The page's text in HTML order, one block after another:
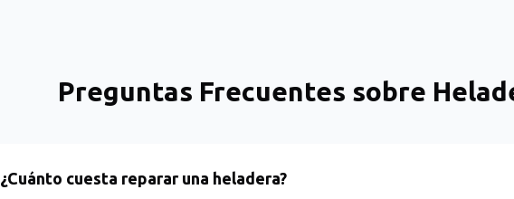
Preguntas Frecuentes sobre
¿Cuánto cuesta reparar una heladera?